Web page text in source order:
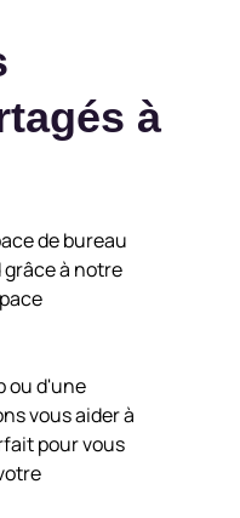
à
de bureau
à notre
ou d'une
vous aider à
pour vous